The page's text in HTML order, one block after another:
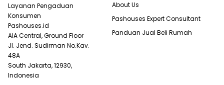
Layanan Pengaduan
Konsumen
Pashouses.id
AIA Central, Ground Floor
Jl. Jend. Sudirman No.Kav.
48A
South Jakarta, 12930,
Indonesia
About Us
Pashouses Expert Consultant
Panduan Jual Beli Rumah